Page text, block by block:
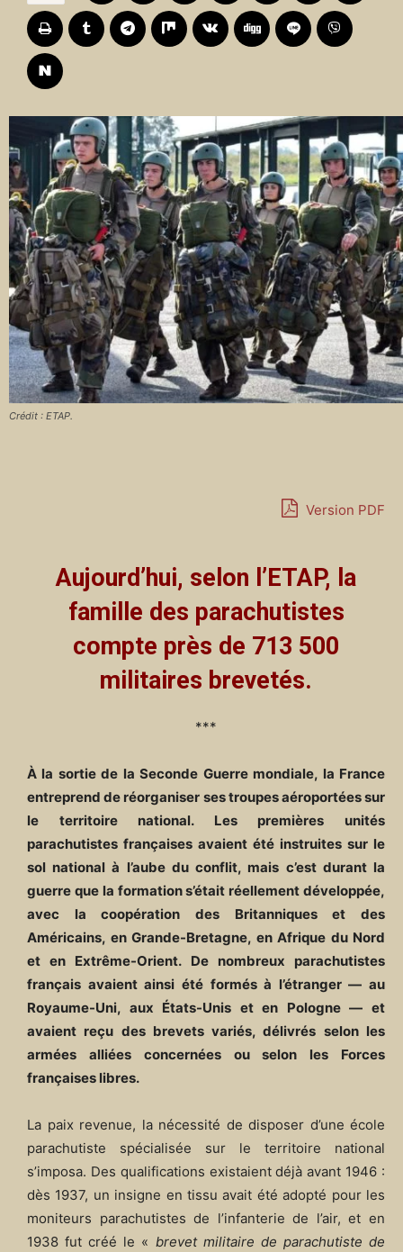
Crédit : ETAP.
Version PDF
Aujourd’hui, selon l’ETAP, la
famille des parachutistes
compte près de 713 500
militaires brevetés.
***
À la sortie de la Seconde Guerre mondiale, la France
entreprend de réorganiser ses troupes aéroportées sur
le territoire national. Les premières unités
parachutistes françaises avaient été instruites sur le
sol national à l’aube du conflit, mais c’est durant la
guerre que la formation s’était réellement développée,
avec la coopération des Britanniques et des
Américains, en Grande-Bretagne, en Afrique du Nord
et en Extrême-Orient. De nombreux parachutistes
français avaient ainsi été formés à l’étranger — au
Royaume-Uni, aux États-Unis et en Pologne — et
avaient reçu des brevets variés, délivrés selon les
armées alliées concernées ou selon les Forces
françaises libres.
La paix revenue, la nécessité de disposer d’une école
parachutiste spécialisée sur le territoire national
s’imposa. Des qualifications existaient déjà avant 1946 :
dès 1937, un insigne en tissu avait été adopté pour les
moniteurs parachutistes de l’infanterie de l’air, et en
1938 fut créé le « brevet militaire de parachutiste de